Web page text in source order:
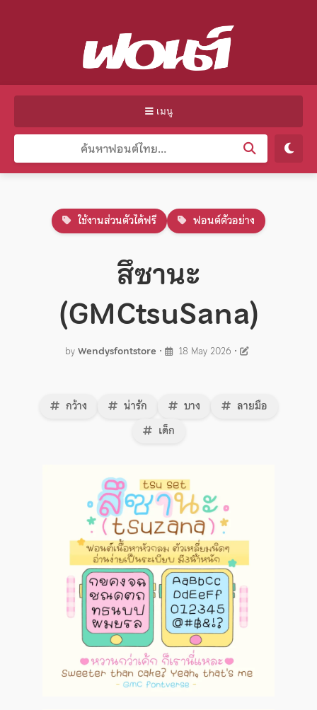
เมนู
ใช้งานส่วนตัวได้ฟรี ฟอนต์ตัวอย่าง
สึซานะ
(GMCtsuSana)
byWendysfontstore • 18 May 2026 •
กว้าง น่ารัก บาง
ลายมือ
เด็ก